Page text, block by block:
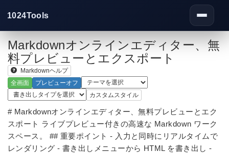
1024Tools
Toggle
Markdownオンラインエディター、無
料プレビューとエクスポート
Markdownヘルプ
全画面
プレビューオフ
カスタムスタイル
# Markdownオンラインエディター、無料プレビューとエク
スポート ライブプレビュー付きの高速な Markdown ワーク
スペース。 ## 重要ポイント - 入力と同時にリアルタイムで
レンダリング - 書き出しメニューから HTML を書き出し -